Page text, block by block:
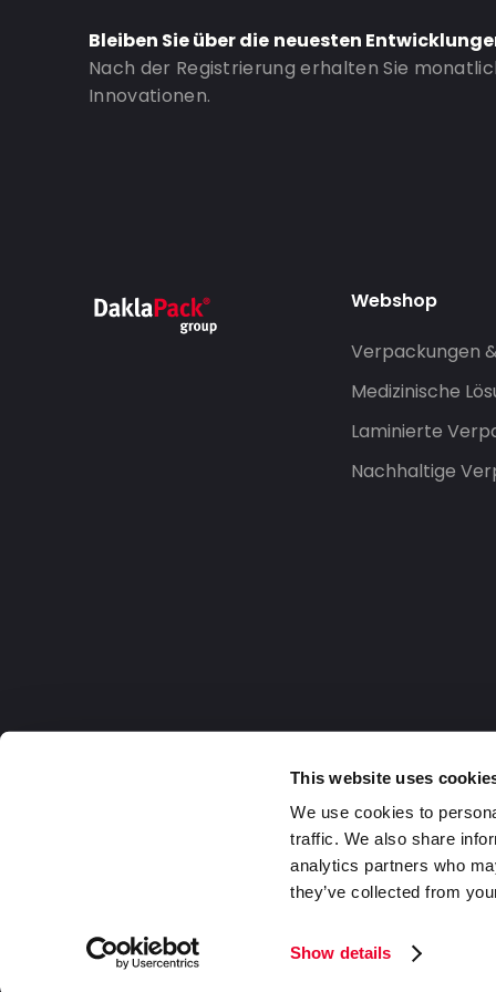
This website uses
We use cookies to
traffic. We also share
analytics partners who
they’ve collected from
Show details
Bestell-ID: 671Bleiben Sie über die neuesten
Nach der Registrierung erhalten Sie
Innovationen.
Webshop
Verpackungen
Medizinische
Laminierte
Nachhaltige
2026 DaklaPack Group. Alle Rechte